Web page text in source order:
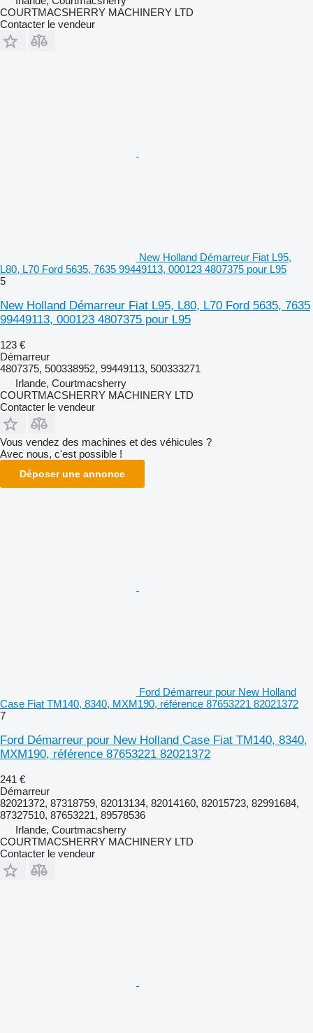
COURTMACSHERRY MACHINERY LTD
Contacter le vendeur
New Holland Démarreur Fiat L95,
L80, L70 Ford 5635, 7635 99449113, 000123 4807375 pour L95
5
New Holland Démarreur Fiat L95, L80, L70 Ford 5635, 7635
99449113, 000123 4807375 pour L95
123 €
Démarreur
4807375, 500338952, 99449113, 500333271
Irlande, Courtmacsherry
COURTMACSHERRY MACHINERY LTD
Contacter le vendeur
Vous vendez des machines et des véhicules ?
Avec nous, c'est possible !
Déposer une annonce
Ford Démarreur pour New Holland
Case Fiat TM140, 8340, MXM190, référence 87653221 82021372
7
Ford Démarreur pour New Holland Case Fiat TM140, 8340,
MXM190, référence 87653221 82021372
241 €
Démarreur
82021372, 87318759, 82013134, 82014160, 82015723, 82991684,
87327510, 87653221, 89578536
Irlande, Courtmacsherry
COURTMACSHERRY MACHINERY LTD
Contacter le vendeur